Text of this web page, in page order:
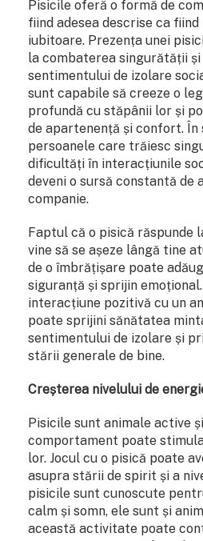
Pisicile oferă o formă de
fiind adesea descrise ca
iubitoare. Prezența unei
la combaterea singurătății
sentimentului de izolare
sunt capabile să creeze o
profundă cu stăpânii lor și
de apartenență și confort.
persoanele care trăiesc
dificultăți în interacțiunile
deveni o sursă constantă de
companie.
Faptul că o pisică răspunde
vine să se așeze lângă tine
de o îmbrățișare poate
siguranță și sprijin
interacțiune pozitivă cu un
poate sprijini sănătatea
sentimentului de izolare și
stării generale de bine.
Creșterea nivelului de
Pisicile sunt animale active
comportament poate
lor. Jocul cu o pisică poate
asupra stării de spirit și a
pisicile sunt cunoscute
calm și somn, ele sunt și
această activitate poate